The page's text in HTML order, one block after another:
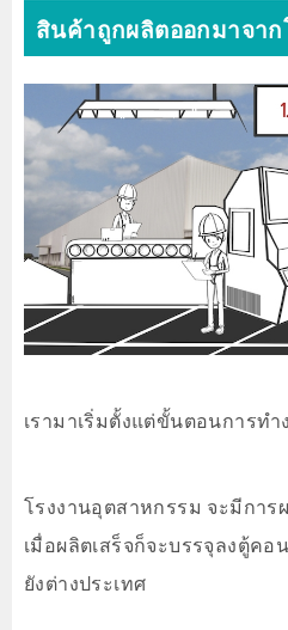
สินค้าถูกผลิตออกมาจาก
เรามาเริ่มตั้งแต่ขั้นตอนการท
โรงงานอุตสาหกรรม จะมีกา
เมื่อผลิตเสร็จก็จะบรรจุลงตู้คอ
ยังต่างประเทศ